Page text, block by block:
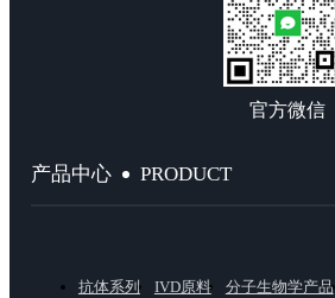
官方微信
产品中心 PRODUCT
抗体系列 IVD原料 分子生物学产品